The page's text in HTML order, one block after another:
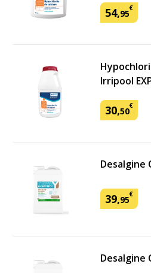
54,95€
Irripool
30,50€
Desalgine
39,95€
Desalgine